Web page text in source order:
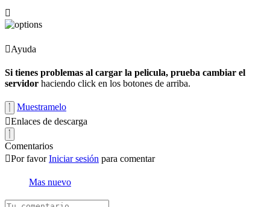
Ayuda
Si tienes problemas al cargar la pelicula, prueba cambiar el
servidor haciendo click en los botones de arriba.
Muestramelo
Enlaces de descarga
Comentarios
Por favorIniciar sesión para comentar
Mas nuevo